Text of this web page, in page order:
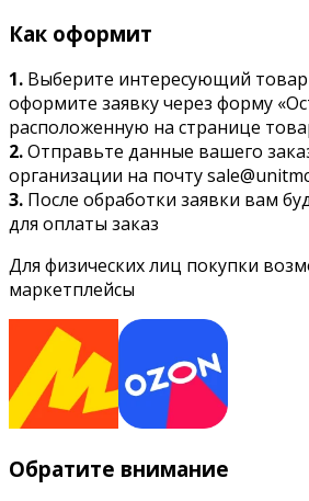
Как оформит
1. Выберите интересующий товар
оформите заявку через форму
расположенную на странице
2.Отправьте данные вашего
организации на почту
3. После обработки заявки вам
для оплаты заказ
Для физических лиц покупки
маркетплейсы
Обратите внимание